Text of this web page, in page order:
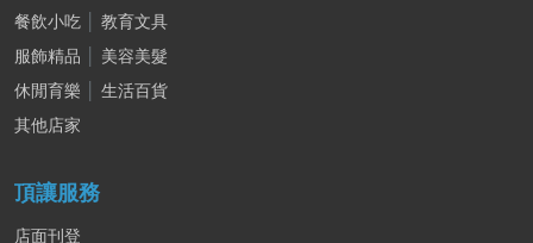
餐飲小吃
教育文具
服飾精品
美容美髮
休閒育樂
生活百貨
其他店家
頂讓服務
店面刊登